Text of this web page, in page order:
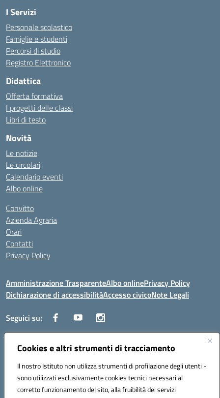
Cookies e altri strumenti di tracciamento
Il nostro Istituto non utilizza strumenti di profilazione degli utenti -
sono utilizzati esclusivamente cookies tecnici necessari al
corretto funzionamento del sito, alla fruibilità dei servizi
I Servizi
Personale scolastico
Famiglie e studenti
Percorsi di studio
Registro Elettronico
Didattica
Offerta formativa
I progetti delle classi
Libri di testo
Novità
Le notizie
Le circolari
Calendario eventi
Albo online
Convitto
Azienda Agraria
Orari
Contatti
Privacy Policy
Amministrazione TrasparenteAlbo onlinePrivacy Policy
Dichiarazione di accessibilitàAccesso civicoNote Legali
Seguici su:
Via dei Cappuccini, 5 - 60044 Fabriano (AN) - Tel. 0732 3373 - 0732
3573 - Mail: anis01700P@istruzione.it - PEC:
Codice meccanografico: ANIS01700P - Codice iPA: istsc_ANIS01700P -
C.F. 81002710424 - Codice univoco fatturazione elettronica (CUF):